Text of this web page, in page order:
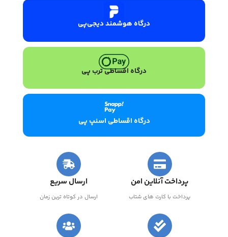
درگاه هوشمند دیجی‌پی
درگاه اقساطی ترب پی
درگاه اقساطی اسنپ پی
پرداخت آنلاین امن
پرداخت با کارت های شتاب
ارسال سریع
ارسال در کوتاه ترین زمان